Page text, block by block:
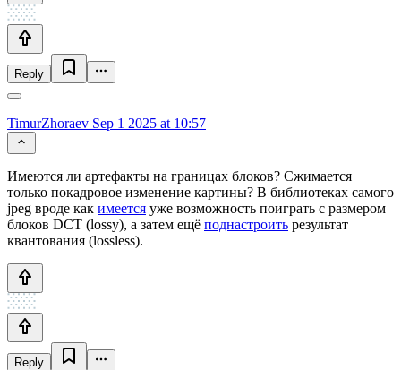
Reply
TimurZhoraev Sep 1 2025 at 10:57
Имеются ли артефакты на границах блоков? Сжимается
только покадровое изменение картины? В библиотеках самого
jpeg вроде как имеется уже возможность поиграть с размером
блоков DCT (lossy), а затем ещё поднастроить результат
квантования (lossless).
Reply